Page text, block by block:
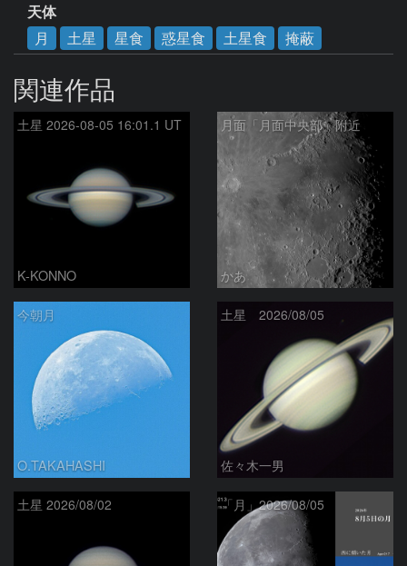
天体
月
土星 星食 惑星食 土星食 掩蔽
関連作品
土星 2026-08-05 16:01.1 UT
K-KONNO
月面「月面中央部」附近
かあ
今朝月
O.TAKAHASHI
土星 2026/08/05
佐々木一男
土星 2026/08/02 「月」2026/08/05